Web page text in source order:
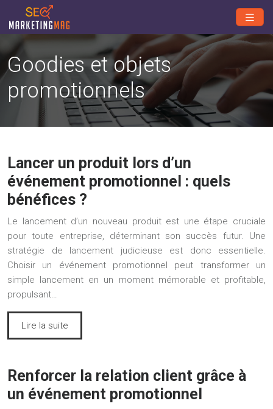
Goodies et objets
promotionnels
Lancer un produit lors d’un
événement promotionnel : quels
bénéfices ?
Le lancement d’un nouveau produit est une étape cruciale
pour toute entreprise, déterminant son succès futur. Une
stratégie de lancement judicieuse est donc essentielle.
Choisir un événement promotionnel peut transformer un
simple lancement en un moment mémorable et profitable,
propulsant…
Lire la suite
Renforcer la relation client grâce à
un événement promotionnel